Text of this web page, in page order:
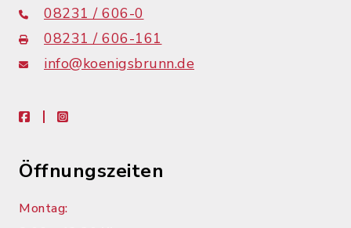
08231 / 606-0
08231 / 606-161
info@koenigsbrunn.de
facebookinstagram
Öffnungszeiten
Montag: